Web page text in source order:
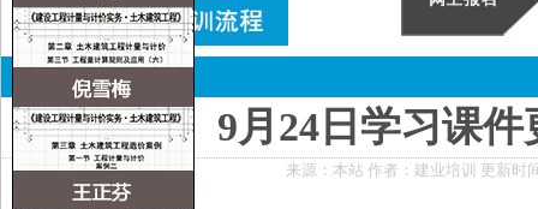
9月24日学习课件
来源：本站 作者：建业培训 更新时